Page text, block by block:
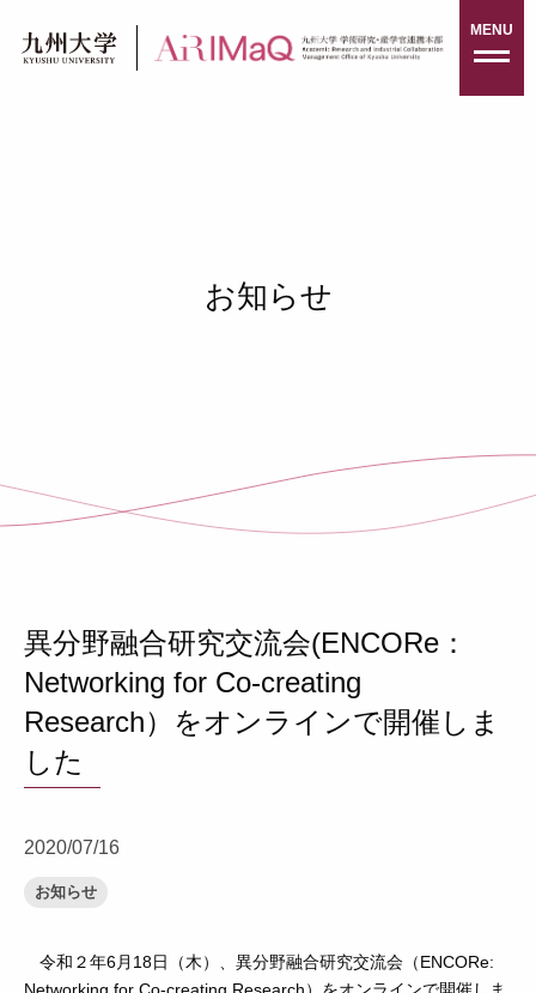
content
MENU
お知らせ
異分野融合研究交流会(ENCORe：
Networking for Co-creating
Research）をオンラインで開催しま
した
2020/07/16
お知らせ
令和２年6月18日（木）、異分野融合研究交流会（ENCORe: